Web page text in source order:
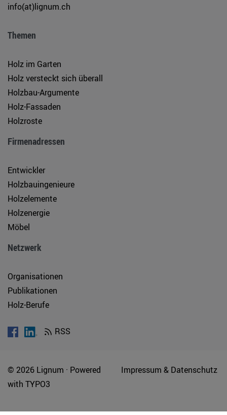
info(at)lignum.ch
Themen
Holz im Garten
Holz versteckt sich überall
Holzbau-Argumente
Holz-Fassaden
Holzroste
Firmenadressen
Entwickler
Holzbauingenieure
Holzelemente
Holzenergie
Möbel
Netzwerk
Organisationen
Publikationen
Holz-Berufe
RSS
© 2026 Lignum · Powered
with TYPO3
Impressum & Datenschutz